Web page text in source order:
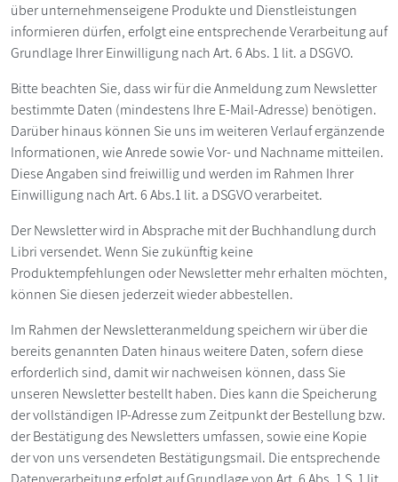
über unternehmenseigene Produkte und Dienstleistungen
informieren dürfen, erfolgt eine entsprechende Verarbeitung auf
Grundlage Ihrer Einwilligung nach Art. 6 Abs. 1 lit. a DSGVO.
Bitte beachten Sie, dass wir für die Anmeldung zum Newsletter
bestimmte Daten (mindestens Ihre E-Mail-Adresse) benötigen.
Darüber hinaus können Sie uns im weiteren Verlauf ergänzende
Informationen, wie Anrede sowie Vor- und Nachname mitteilen.
Diese Angaben sind freiwillig und werden im Rahmen Ihrer
Einwilligung nach Art. 6 Abs.1 lit. a DSGVO verarbeitet.
Der Newsletter wird in Absprache mit der Buchhandlung durch
Libri versendet. Wenn Sie zukünftig keine
Produktempfehlungen oder Newsletter mehr erhalten möchten,
können Sie diesen jederzeit wieder abbestellen.
Im Rahmen der Newsletteranmeldung speichern wir über die
bereits genannten Daten hinaus weitere Daten, sofern diese
erforderlich sind, damit wir nachweisen können, dass Sie
unseren Newsletter bestellt haben. Dies kann die Speicherung
der vollständigen IP-Adresse zum Zeitpunkt der Bestellung bzw.
der Bestätigung des Newsletters umfassen, sowie eine Kopie
der von uns versendeten Bestätigungsmail. Die entsprechende